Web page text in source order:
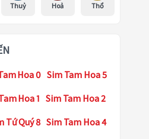
Thuỷ Hoả Thổ
Hoa 0 Sim Tam Hoa 5
Hoa 1 Sim Tam Hoa 2
Tứ Quý 8 Sim Tam Hoa 4